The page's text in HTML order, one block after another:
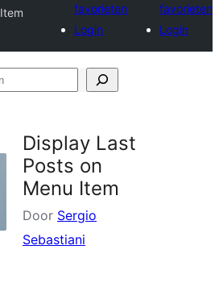
Item
favorieten
Login
favorieten
Login
Display Last
Posts on
Menu Item
Door Sergio
Sebastiani